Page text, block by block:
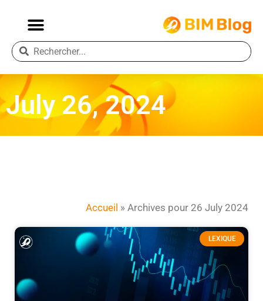
July 26, 2024
Accueil » Archives pour 26 July 2024
LEXIQUE